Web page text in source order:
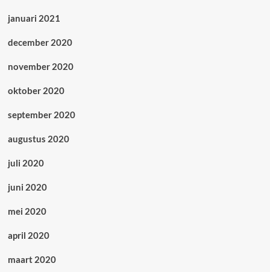
januari 2021
december 2020
november 2020
oktober 2020
september 2020
augustus 2020
juli 2020
juni 2020
mei 2020
april 2020
maart 2020